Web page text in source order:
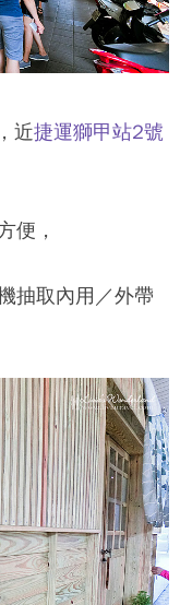
近捷運獅甲站2號
便，
抽取內用／外帶